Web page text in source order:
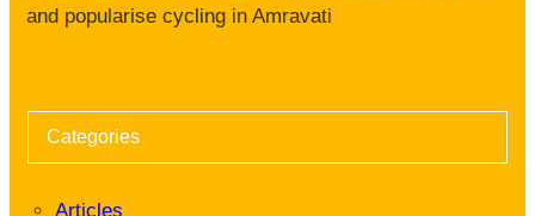
and popularise cycling in Amravati
Categories
Articles